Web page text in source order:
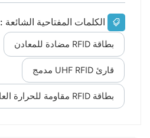
الكلمات المفتاحية الشائعة :
بطاقة RFID مضادة للمعادن
قارئ UHF RFID مدمج
بطاقة RFID مقاومة للحرارة العالية ومضادة للمعادن